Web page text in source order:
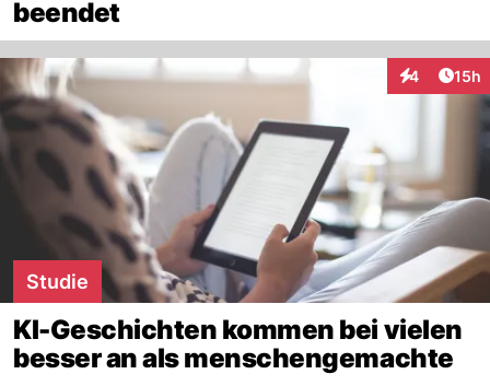
beendet
4
Interaktionen
15h
Studie
KI-Geschichten kommen bei vielen
besser an als menschengemachte